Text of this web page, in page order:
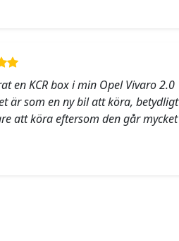
en KCR box i min Opel Vivaro 2.0
är som en ny bil att köra, betydligt
att köra eftersom den går mycket